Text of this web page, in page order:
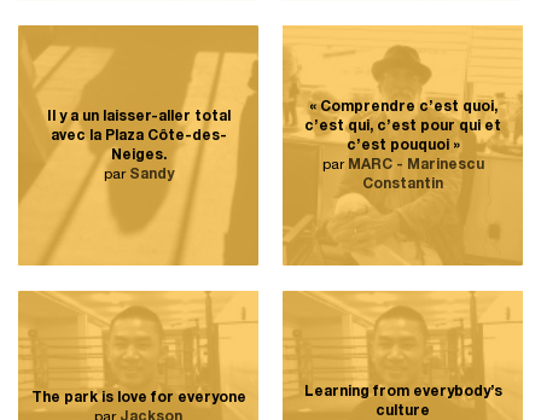
Il y a un laisser-aller total
avec la Plaza Côte-des-
Neiges.
par Sandy
« Comprendre c’est quoi,
c’est qui, c’est pour qui et
c’est pouquoi »
par MARC - Marinescu
Constantin
The park is love for everyone
par Jackson
Learning from everybody’s
culture